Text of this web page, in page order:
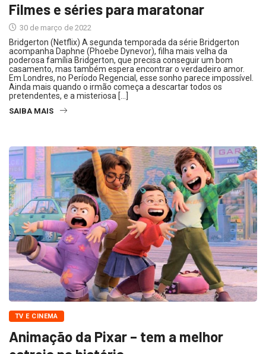
Filmes e séries para maratonar
30 de março de 2022
Bridgerton (Netflix) A segunda temporada da série Bridgerton
acompanha Daphne (Phoebe Dynevor), filha mais velha da
poderosa família Bridgerton, que precisa conseguir um bom
casamento, mas também espera encontrar o verdadeiro amor.
Em Londres, no Período Regencial, esse sonho parece impossível.
Ainda mais quando o irmão começa a descartar todos os
pretendentes, e a misteriosa […]
SAIBA MAIS
TV E CINEMA
Animação da Pixar – tem a melhor